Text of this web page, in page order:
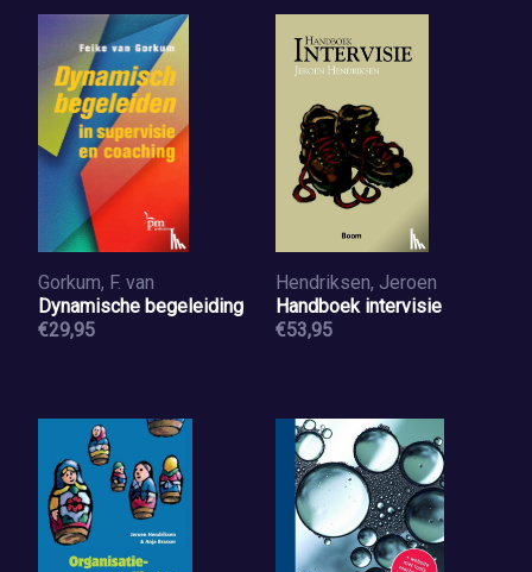
Gorkum, F. van
Dynamische begeleiding
€29,95
Hendriksen, Jeroen
Handboek intervisie
€53,95